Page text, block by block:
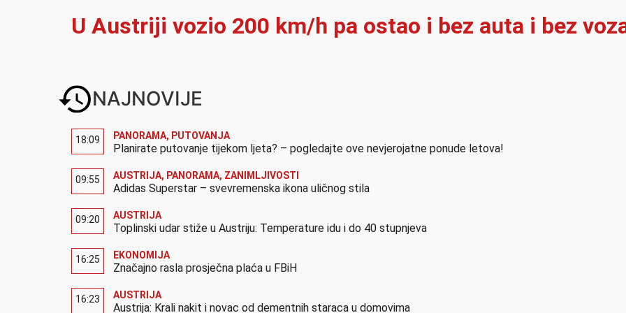
U Austriji vozio 200 km/h pa ostao i bez auta i bez
NAJNOVIJE
18:09 PANORAMA, PUTOVANJA
Planirate putovanje tijekom ljeta? – pogledajte ove nevjerojatne ponude letova!
09:55 AUSTRIJA, PANORAMA, ZANIMLJIVOSTI
Adidas Superstar – svevremenska ikona uličnog stila
09:20 AUSTRIJA
Toplinski udar stiže u Austriju: Temperature idu i do 40 stupnjeva
16:25 EKONOMIJA
Značajno rasla prosječna plaća u FBiH
16:23 AUSTRIJA
Austrija: Krali nakit i novac od dementnih staraca u domovima